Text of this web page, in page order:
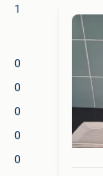
1
0
0
0
0
0